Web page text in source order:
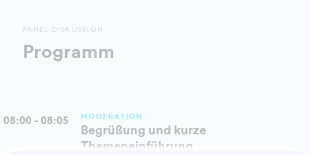
PANEL DISKUSSION
Programm
08:00 - 08:05 MODERATION
Begrüßung und kurze
Themeneinführung